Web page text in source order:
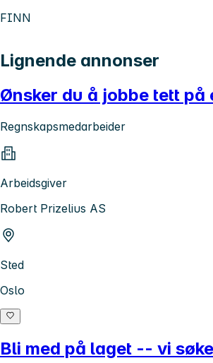
FINN
Lignende annonser
Ønsker du å jobbe tett
Regnskapsmedarbeider
Arbeidsgiver
Robert Prizelius AS
Sted
Oslo
Bli med på laget -- vi